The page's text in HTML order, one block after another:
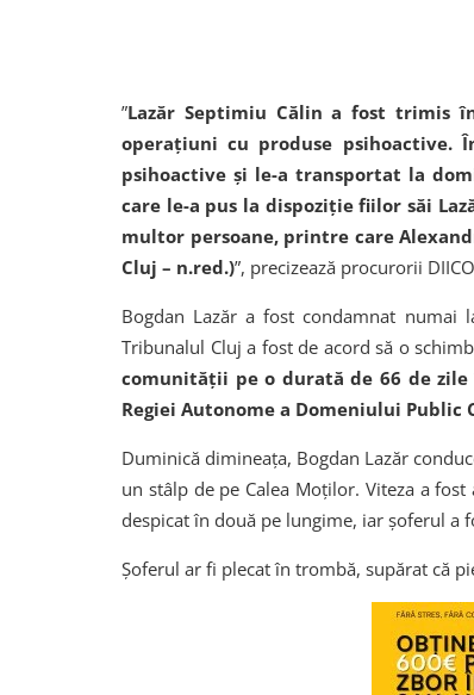
”Lazăr Septimiu Călin a fost trimis
operațiuni cu produse psihoactive.
psihoactive și le-a transportat la
care le-a pus la dispoziție fiilor săi
multor persoane, printre care
Cluj – n.red.)”, precizează procurorii
Bogdan Lazăr a fost condamnat
Tribunalul Cluj a fost de acord să o
comunităţii pe o durată de 66 de
Regiei Autonome a Domeniului Public
Duminică dimineața, Bogdan Lazăr
un stâlp de pe Calea Moților. Viteza a
despicat în două pe lungime, iar șoferul a
Șoferul ar fi plecat în trombă, supărat că